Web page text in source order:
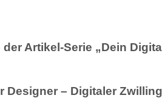
der Artikel-Serie „Dein
Designer – Digitaler